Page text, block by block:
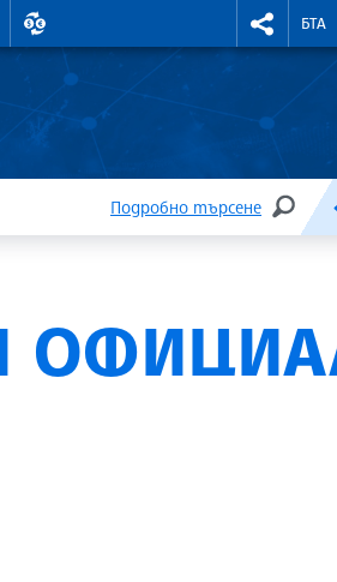
ВАЛУТНИ КУРСОВЕ
БТА
Подробно търсене